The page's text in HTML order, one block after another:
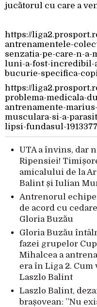
jucătorul cu care a
https://
antrenamentele-
senzatia-pe-care-n-
luni-a-fost-incredibil-
bucurie-specifica-
https://
problema-medicala-
antrenamente-
musculara-si-a-
lipsi-fundasul-
UTA a învins, dar
Ripensiei!
amicalului de la
Balint și Iulian
Antrenorul
de acord cu
Gloria Buzău
Gloria Buzău
fazei grupelor
Mihalcea a
era în Liga 2.
Laszlo Balint
Laszlo Balint,
brașovean: ”Nu